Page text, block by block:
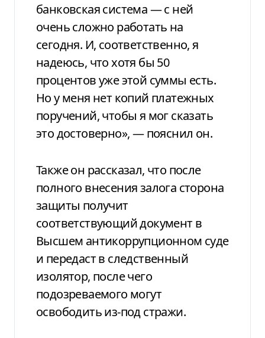
банковская система — с ней
очень сложно работать на
сегодня. И, соответственно, я
надеюсь, что хотя бы 50
процентов уже этой суммы есть.
Но у меня нет копий платежных
поручений, чтобы я мог сказать
это достоверно», — пояснил он.
Также он рассказал, что после
полного внесения залога сторона
защиты получит
соответствующий документ в
Высшем антикоррупционном суде
и передаст в следственный
изолятор, после чего
подозреваемого могут
освободить из-под стражи.